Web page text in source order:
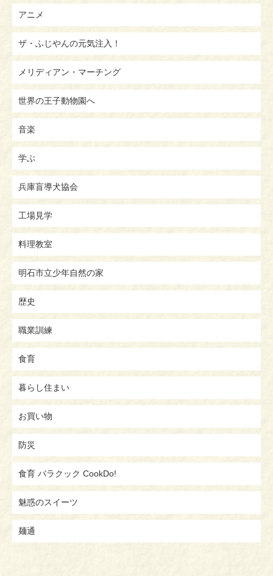
アニメ
ザ・ふじやんの元気注入！
メリディアン・マーチング
世界の王子動物園へ
音楽
学ぶ
兵庫盲導犬協会
工場見学
料理教室
明石市立少年自然の家
歴史
職業訓練
食育
暮らし住まい
お買い物
防災
食育 バラクック CookDo!
魅惑のスイーツ
麺通